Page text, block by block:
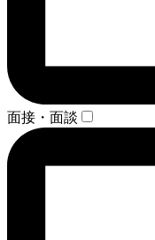
面接・面談